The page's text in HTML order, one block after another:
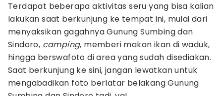
Terdapat beberapa aktivitas seru yang bisa kalian
lakukan saat berkunjung ke tempat ini, mulai dari
menyaksikan gagahnya Gunung Sumbing dan
Sindoro, camping, memberi makan ikan di waduk,
hingga berswafoto di area yang sudah disediakan.
Saat berkunjung ke sini, jangan lewatkan untuk
mengabadikan foto berlatar belakang Gunung